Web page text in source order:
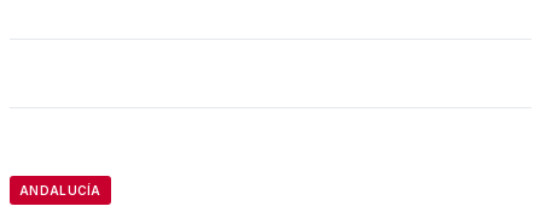
ANDALUCÍA